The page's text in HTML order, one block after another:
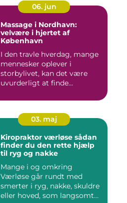
06. jun
Massage i Nordhavn:
velvære i hjertet af
København
I den travle hverdag, mange
mennesker oplever i
storbylivet, kan det være
uvurderligt at finde...
03. maj
Kiropraktor værløse sådan
finder du den rette hjælp
til ryg og nakke
Mange i og omkring
Værløse går rundt med
smerter i ryg, nakke, skuldre
eller hoved, som langsomt